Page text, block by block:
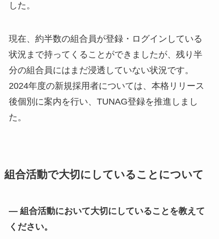
した。
現在、約半数の組合員が登録・ログインしている
状況まで持ってくることができましたが、残り半
分の組合員にはまだ浸透していない状況です。
2024年度の新規採用者については、本格リリース
後個別に案内を行い、TUNAG登録を推進しまし
た。
組合活動で大切にしていることについて
— 組合活動において大切にしていることを教えて
ください。